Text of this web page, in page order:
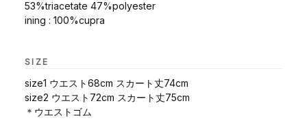
53%triacetate 47%polyester
ining : 100%cupra
SIZE
size1 ウエスト68cm スカート丈74cm
size2 ウエスト72cm スカート丈75cm
＊ウエストゴム